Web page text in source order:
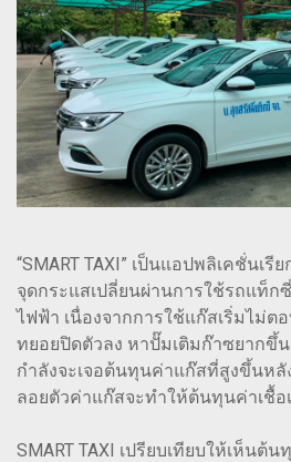
“SMART TAXI” เป็นแอปพลิเคชั่นเ
จุดกระแสเปลี่ยนผ่านการใช้รถแท็
ไฟฟ้า เนื่องจากการใช้แก๊สเริ่มไม่ต
ทยอยปิดตัวลง หาปั๊มเติมก๊าซยากขึ้
กำลังจะเจอต้นทุนค่าแก๊สที่สูงขึ้นหลั
ลอยตัวค่าแก๊สจะทำให้ต้นทุนค่าเชื้อ
SMART TAXI เปรียบเทียบให้เห็นต้